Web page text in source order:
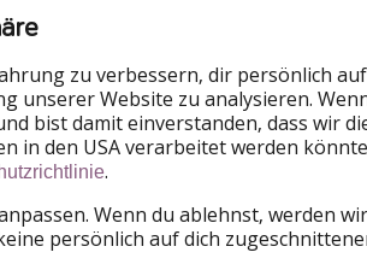
zu verbessern, dir persönlich
unserer Website zu analysieren.
bist damit einverstanden, dass wir
in den USA verarbeitet werden
.
Wenn du ablehnst, werden
persönlich auf dich